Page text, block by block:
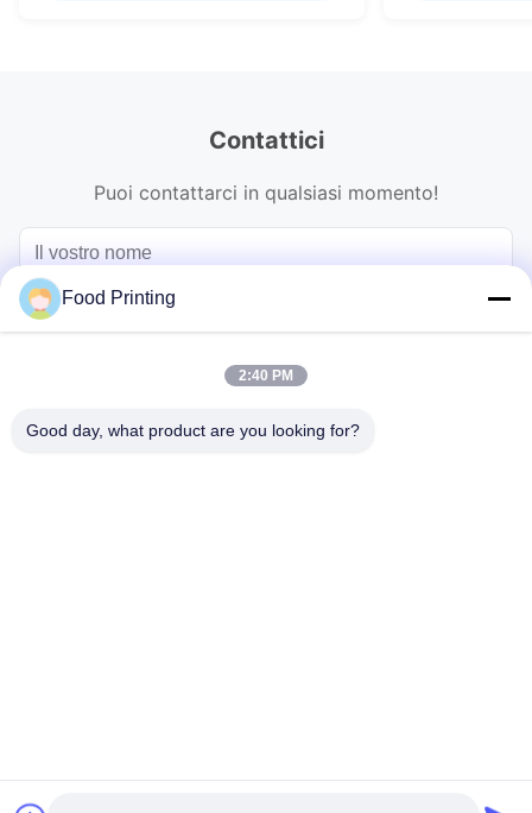
Contattici
Puoi contattarci in qualsiasi momento!
Food Printing
2:40 PM
Good day, what product are you looking for?